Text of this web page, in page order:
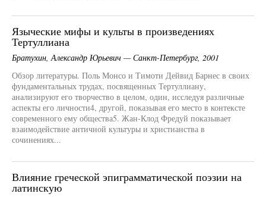
Языческие мифы и культы в произведениях
Тертуллиана
Братухин, Александр Юрьевич — Санкт-Петербург, 2001
Обзор литературы. Поль Монсо и Тимоти Дейвид Барнес в своих
фундаментальных трудах, посвященных Тертуллиану,
анализируют его творчество в целом, один, исследуя различные
аспекты его личности4, другой, показывая его место в контексте
современного ему общества5. Жан-Клод Фредуй показывает
взаимодействие античной культуры и христианства в
сочинениях...
Влияние греческой эпиграмматической поэзии на
латинскую